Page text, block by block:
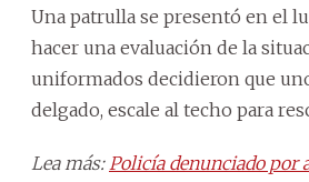
Una patrulla se presentó en el
hacer una evaluación de la
uniformados decidieron que
delgado, escale al techo para
Lea más: Policía denunciado por